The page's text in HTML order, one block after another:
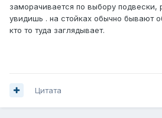
заморачивается по выбору подвески,
увидишь . на стойках обычно бывают
кто то туда заглядывает.
Цитата